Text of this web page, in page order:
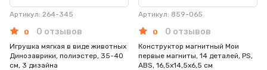
Артикул: 264-345
0 0 отзывов
Игрушка мягкая в виде животных
Динозаврики, полиэстер, 35-40
см, 3 дизайна
Артикул: 859-065
0 0 отзывов
Конструктор магнитный Мои
первые магниты, 14 деталей, PS,
ABS, 16,5х14,5х6,5 см